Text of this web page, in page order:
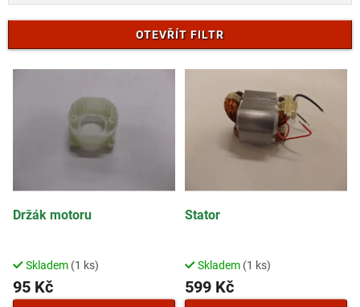
e
í
ů
OTEVŘÍT FILTR
V
o
d
ů
Držák motoru
Skladem (1 ks)
95 Kč
Stator
Skladem (1 ks)
599 Kč